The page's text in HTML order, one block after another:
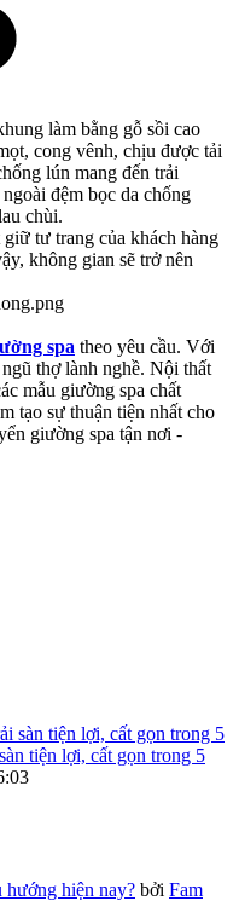
làm bằng gỗ sồi cao
cong vênh, chịu được tải
lún mang đến trải
đệm bọc da chống
chùi.
tư trang của khách hàng
không gian sẽ trở nên
spa theo yêu cầu. Với
thợ lành nghề. Nội thất
mẫu giường spa chất
tạo sự thuận tiện nhất cho
giường spa tận nơi -
tiện lợi, cất gọn trong 5
hướng hiện nay? bởi Fam